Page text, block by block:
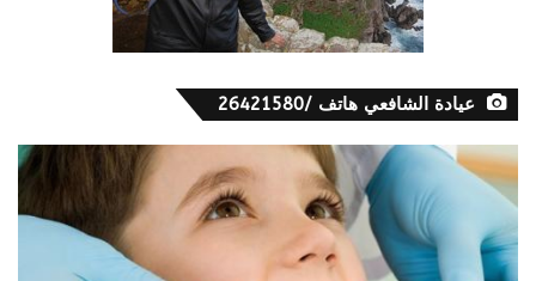
عيادة الشافعي هاتف /26421580